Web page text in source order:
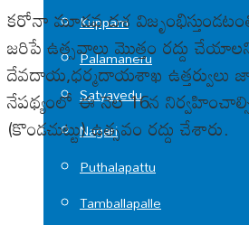
Kuppam
Palamaneru
Satyavedu
Nagari
Puthalapattu
Tamballapalle
కరోనా మూడవ దశ
జరిపే ఉత్సవాలు మొత్తం రద్దు చేయాలని
దేవదాయ,ధర్మదాయశాఖ ఉత్తర్వులు
నేపథ్యంలో ఈ నెల 16న
(కొండచుట్టు) ఉత్సవం రద్దు చేశారు.